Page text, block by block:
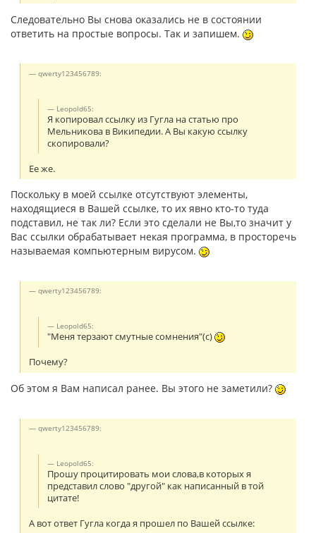
Следовательно Вы снова оказались не в состоянии
ответить на простые вопросы. Так и запишем.
qwerty123456789:
Leopold65:
Я копировал ссылку из Гугла на статью про
Мельникова в Википедии. А Вы какую ссылку
скопировали?
Ее же.
Поскольку в моей ссылке отсутствуют элементы,
находящиеся в Вашей ссылке, то их явно кто-то туда
подставил, не так ли? Если это сделали не Вы,то значит у
Вас ссылки обрабатывает некая программа, в просторечь
называемая компьютерным вирусом.
qwerty123456789:
Leopold65:
"Меня терзают смутные сомнения"(с)
Почему?
Об этом я Вам написал ранее. Вы этого не заметили?
qwerty123456789:
Leopold65:
Прошу процитировать мои слова,в которых я
представил слово "другой" как написанный в той
цитате!
А вот ответ Гугла когда я прошел по Вашей ссылке: